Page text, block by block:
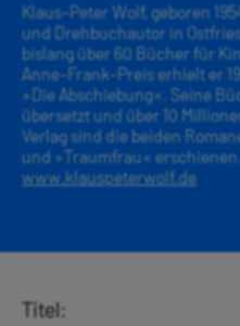
Klaus-Peter Wolf, geboren
und Drehbuchautor in
bislang über 60 Bücher für
Anne-Frank-Preis erhielt er
»Die Abschiebung«. Seine
übersetzt und über 10
Verlag sind die beiden
und »Traumfrau« erschienen.
www.klauspeterwolf.de
Titel: